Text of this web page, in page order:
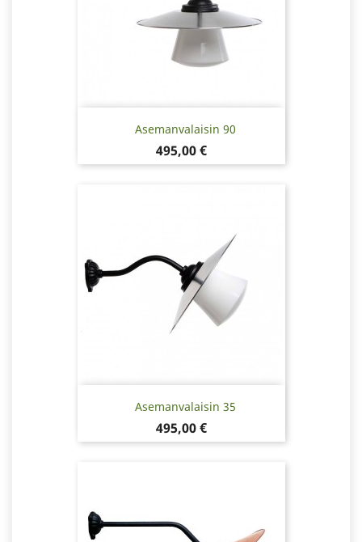
Asemanvalaisin 90
Hinta
495,00 €
Asemanvalaisin 35
Hinta
495,00 €